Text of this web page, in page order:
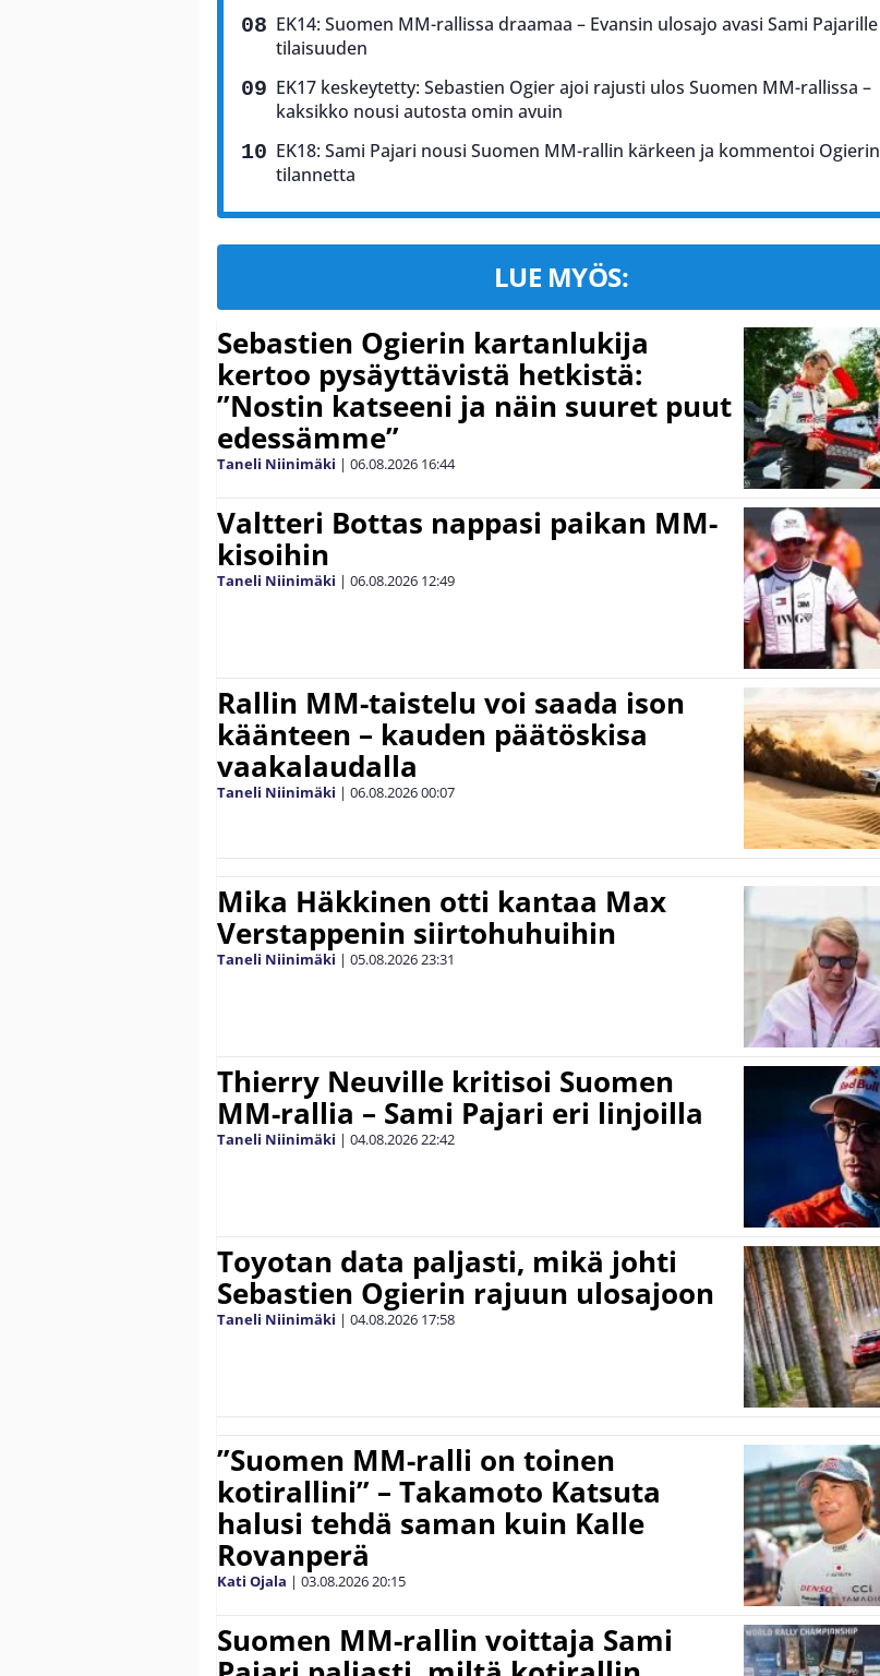
EK14: Suomen MM-rallissa draamaa – Evansin ulosajo avasi Sami Pajarille
tilaisuuden
EK17 keskeytetty: Sebastien Ogier ajoi rajusti ulos Suomen MM-rallissa –
kaksikko nousi autosta omin avuin
EK18: Sami Pajari nousi Suomen MM-rallin kärkeen ja kommentoi Ogierin
tilannetta
LUE MYÖS:
Sebastien Ogierin kartanlukija
kertoo pysäyttävistä hetkistä:
”Nostin katseeni ja näin suuret puut
edessämme”
Taneli Niinimäki | 06.08.2026 16:44
Valtteri Bottas nappasi paikan MM-
kisoihin
Taneli Niinimäki | 06.08.2026 12:49
Rallin MM-taistelu voi saada ison
käänteen – kauden päätöskisa
vaakalaudalla
Taneli Niinimäki | 06.08.202600:07
Mika Häkkinen otti kantaa Max
Verstappenin siirtohuhuihin
Taneli Niinimäki | 05.08.202623:31
Thierry Neuville kritisoi Suomen
MM-rallia – Sami Pajari eri linjoilla
Taneli Niinimäki | 04.08.202622:42
Toyotan data paljasti, mikä johti
Sebastien Ogierin rajuun ulosajoon
Taneli Niinimäki | 04.08.2026 17:58
”Suomen MM-ralli on toinen
kotirallini” – Takamoto Katsuta
halusi tehdä saman kuin Kalle
Rovanperä
Kati Ojala | 03.08.202620:15
Suomen MM-rallin voittaja Sami